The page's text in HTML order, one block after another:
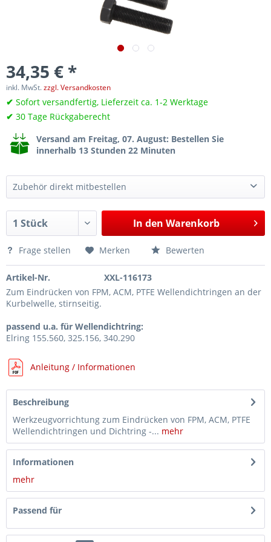
34,35 € *
inkl. MwSt.zzgl. Versandkosten
✔ Sofort versandfertig, Lieferzeit ca. 1-2 Werktage
✔ 30 Tage Rückgaberecht
Versand am Freitag, 07. August: Bestellen Sie
innerhalb 13 Stunden 22 Minuten
Zubehör direkt mitbestellen
Montagewerkzeug für Wellendichtring der Kurbelwelle, 1.4L, 1.6L TSI, TFSI, wie VAG T10117 27,39 €*
In den Warenkorb
Frage stellen Merken Bewerten
Artikel-Nr.
XXL-116173
Zum Eindrücken von FPM, ACM, PTFE Wellendichtringen an der
Kurbelwelle, stirnseitig.
passend u.a. für Wellendichtring:
Elring 155.560, 325.156, 340.290
Anleitung / Informationen
Beschreibung
Werkzeugvorrichtung zum Eindrücken von FPM, ACM, PTFE
Wellendichtringen und Dichtring -... mehr
Informationen
mehr
Passend für